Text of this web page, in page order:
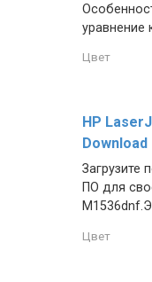
уравнение
Цвет
HP
Download
Загрузите
ПО для
Цвет